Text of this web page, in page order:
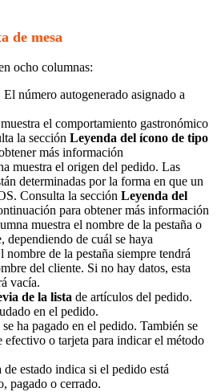
de mesa
ocho columnas:
El número autogenerado asignado a
el comportamiento gastronómico
la sección Leyenda del ícono de tipo
más información
muestra el origen del pedido. Las
determinadas por la forma en que un
Consulta la sección Leyenda del
para obtener más información
muestra el nombre de la pestaña o
dependiendo de cuál se haya
de la pestaña siempre tendrá
del cliente. Si no hay datos, esta
vacía.
de la lista de artículos del pedido.
en el pedido.
ha pagado en el pedido. También se
efectivo o tarjeta para indicar el método
estado indica si el pedido está
pagado o cerrado.